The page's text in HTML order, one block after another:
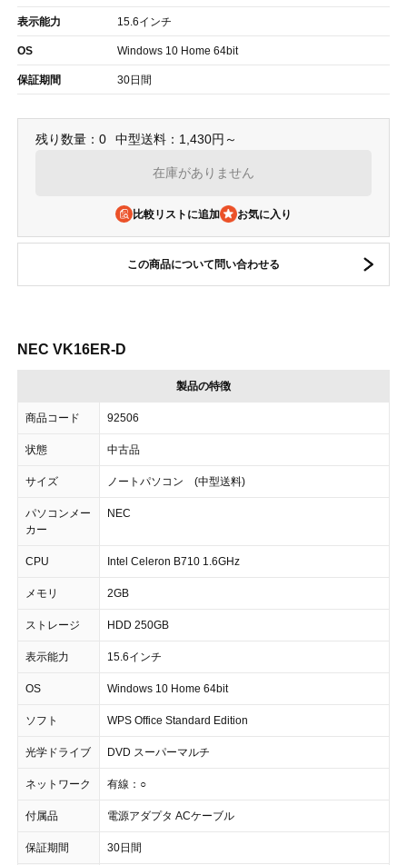
表示能力 15.6インチ
OS Windows 10 Home 64bit
保証期間 30日間
残り数量：0 中型送料：1,430円～
在庫がありません
比較リストに追加
この商品について問い合わせる
NEC VK16ER-D
製品の特徴
商品コード 92506
状態 中古品
サイズ ノートパソコン (中型送料)
パソコンメー
カー
NEC
CPU Intel Celeron B710 1.6GHz
メモリ 2GB
ストレージ HDD 250GB
表示能力 15.6インチ
OS Windows 10 Home 64bit
ソフト WPS Office Standard Edition
光学ドライブ DVD スーパーマルチ
ネットワーク 有線：○
付属品 電源アダプタ ACケーブル
保証期間 30日間